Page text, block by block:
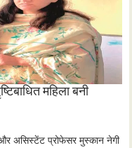
महिला बनी
असिस्टेंट प्रोफेसर मुस्कान नेगी